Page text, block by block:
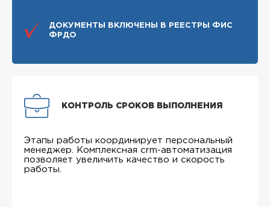
ДОКУМЕНТЫ ВКЛЮЧЕНЫ В РЕЕСТРЫ ФИС
ФРДО
КОНТРОЛЬ СРОКОВ ВЫПОЛНЕНИЯ
Этапы работы координирует персональный
менеджер. Комплексная crm-автоматизация
позволяет увеличить качество и скорость
работы.